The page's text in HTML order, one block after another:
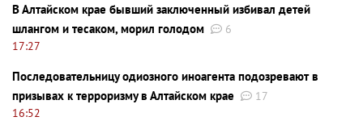
В Алтайском крае бывший заключенный избивал детей
шлангом и тесаком, морил голодом
6
17:27
Последовательницу одиозного иноагента подозревают в
призывах к терроризму в Алтайском крае
17
16:52